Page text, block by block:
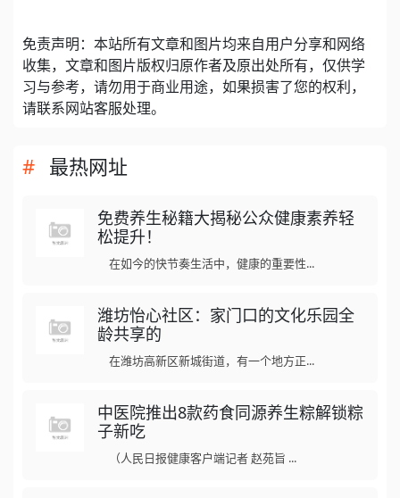
免责声明：本站所有文章和图片均来自用户分享和网络
收集，文章和图片版权归原作者及原出处所有，仅供学
习与参考，请勿用于商业用途，如果损害了您的权利，
请联系网站客服处理。
最热网址
免费养生秘籍大揭秘公众健康素养轻
松提升！
在如今的快节奏生活中，健康的重要性...
潍坊怡心社区：家门口的文化乐园全
龄共享的
在潍坊高新区新城街道，有一个地方正...
中医院推出8款药食同源养生粽解锁粽
子新吃
（人民日报健康客户端记者 赵苑旨 ...